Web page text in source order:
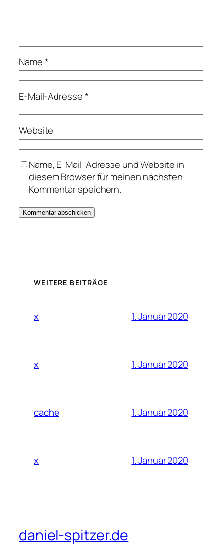
Name*
E-Mail-Adresse*
Website
Name, E-Mail-Adresse und Website in
diesem Browser für meinen nächsten
Kommentar speichern.
WEITERE BEITRÄGE
x 1. Januar 2020
x 1. Januar 2020
cache 1. Januar 2020
x 1. Januar 2020
daniel-spitzer.de